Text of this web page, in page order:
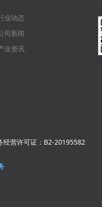
业动态
司新闻
业资讯
经营许可证：B2-20195582